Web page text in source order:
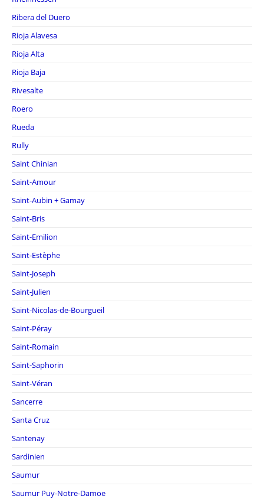
Ribera del Duero
Rioja Alavesa
Rioja Alta
Rioja Baja
Rivesalte
Roero
Rueda
Rully
Saint Chinian
Saint-Amour
Saint-Aubin + Gamay
Saint-Bris
Saint-Emilion
Saint-Estèphe
Saint-Joseph
Saint-Julien
Saint-Nicolas-de-Bourgueil
Saint-Péray
Saint-Romain
Saint-Saphorin
Saint-Véran
Sancerre
Santa Cruz
Santenay
Sardinien
Saumur
Saumur Puy-Notre-Damoe